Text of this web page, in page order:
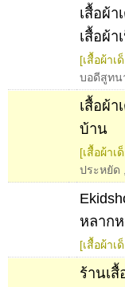
เสื้อผ้
เสื้อผ้
[เสื้อผ้าเ
บอดีสูทน
เสื้อผ้
บ้าน
[เสื้อผ้าเ
ประหยัด
หลาก
[เสื้อผ้าเ
ร้านเ